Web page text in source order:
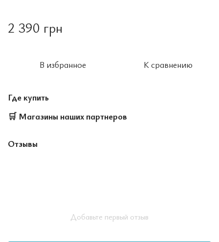
2 390 грн
В избранное К сравнению
Где купить
🛒 Магазины наших партнеров
Отзывы
Добавьте первый отзыв